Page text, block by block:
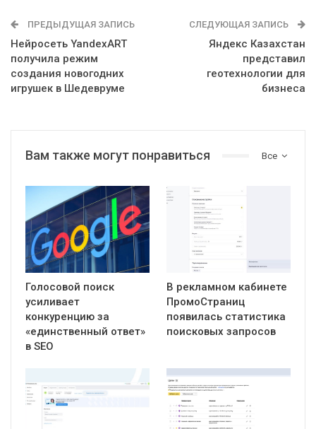
ПРЕДЫДУЩАЯ ЗАПИСЬ
Нейросеть YandexART
получила режим
создания новогодних
игрушек в Шедевруме
СЛЕДУЮЩАЯ ЗАПИСЬ
Яндекс Казахстан
представил
геотехнологии для
бизнеса
Все
Вам также могут понравиться
Голосовой поиск
усиливает
конкуренцию за
«единственный ответ»
в SEO
В рекламном кабинете
ПромоСтраниц
появилась статистика
поисковых запросов